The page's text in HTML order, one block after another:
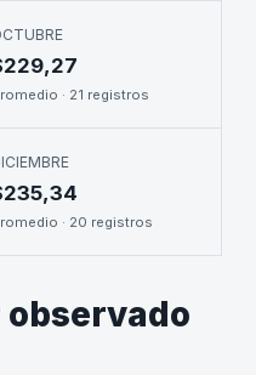
· 21 registros
· 20 registros